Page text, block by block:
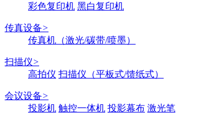
彩色复印机 黑白复印机
传真设备>
传真机（激光/碳带/喷墨）
扫描仪>
高拍仪 扫描仪（平板式/馈纸式）
会议设备>
投影机 触控一体机 投影幕布 激光笔